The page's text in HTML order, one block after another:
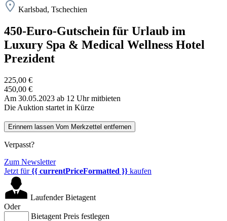
Karlsbad, Tschechien
450-Euro-Gutschein für Urlaub im
Luxury Spa & Medical Wellness Hotel
Prezident
225,00 €
450,00 €
Am 30.05.2023 ab 12 Uhr mitbieten
Die Auktion startet in Kürze
Erinnern lassen Vom Merkzettel entfernen
Verpasst?
Zum Newsletter
Jetzt für{{ currentPriceFormatted }} kaufen
Laufender Bietagent
Oder
Bietagent Preis festlegen